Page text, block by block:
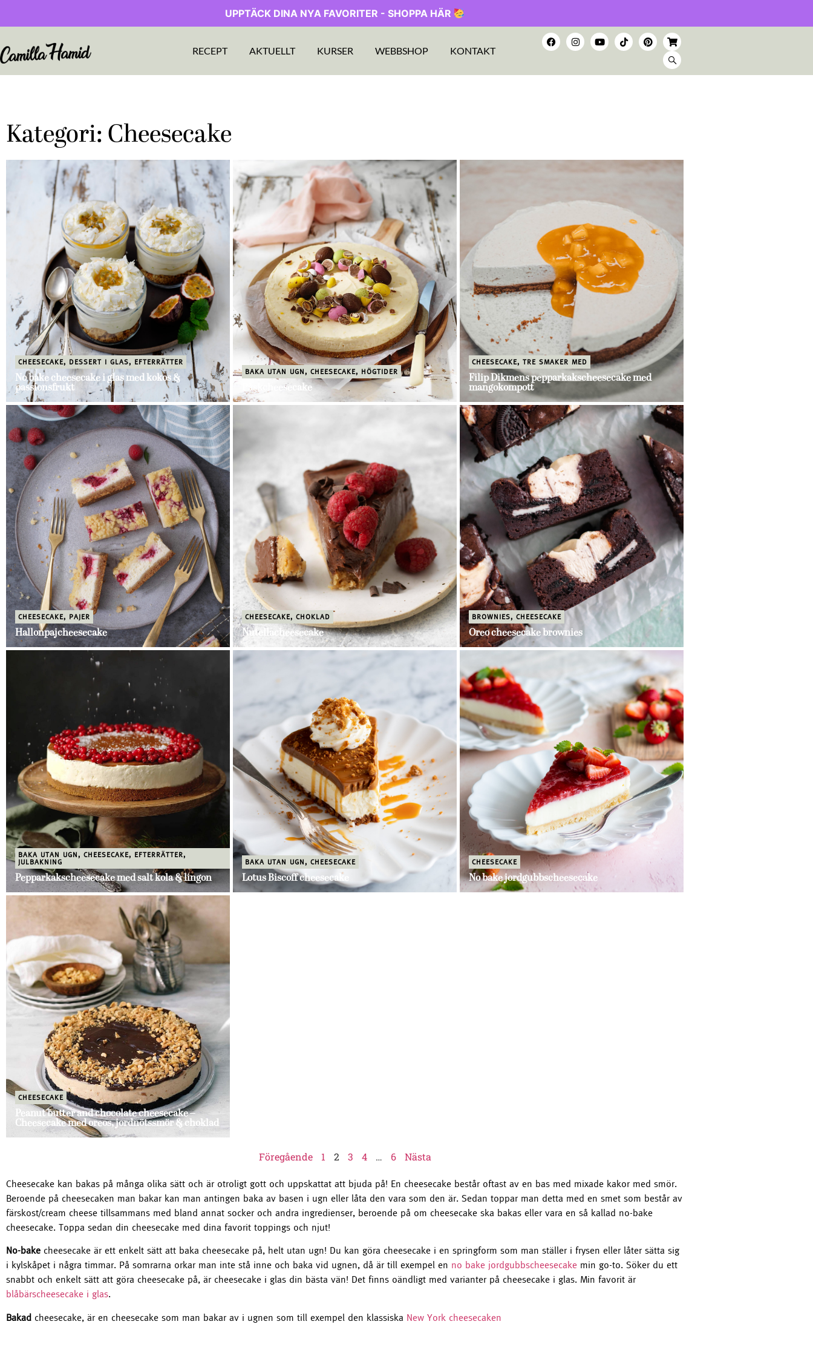
UPPTÄCK DINA NYA FAVORITER - SHOPPA HÄR
RECEPT AKTUELLT KURSER WEBBSHOP KONTAKT
Kategori: Cheesecake
CHEESECAKE, DESSERT I GLAS, EFTERRÄTTER
No bake cheesecake i glas med kokos &
passionsfrukt
BAKA UTAN UGN, CHEESECAKE, HÖGTIDER
Påskcheesecake
CHEESECAKE, TRE SMAKER MED
Filip Dikmens pepparkakscheesecake med
mangokompott
CHEESECAKE, PAJER
Hallonpajcheesecake
CHEESECAKE, CHOKLAD
Nutellacheesecake
BROWNIES, CHEESECAKE
Oreo cheesecake brownies
BAKA UTAN UGN, CHEESECAKE, EFTERRÄTTER,
JULBAKNING
Pepparkakscheesecake med salt kola & lingon
BAKA UTAN UGN, CHEESECAKE
Lotus Biscoff cheesecake
CHEESECAKE
No bake jordgubbscheesecake
CHEESECAKE
Peanut butter and chocolate cheesecake –
Cheesecake med oreos, jordnötssmör & choklad
Föregående 1 2 3 4 … 6 Nästa
Cheesecake kan bakas på många olika sätt och är otroligt gott och uppskattat att bjuda på! En cheesecake består oftast av en bas med mixade kakor med smör.
Beroende på cheesecaken man bakar kan man antingen baka av basen i ugn eller låta den vara som den är. Sedan toppar man detta med en smet som består av
färskost/cream cheese tillsammans med bland annat socker och andra ingredienser, beroende på om cheesecake ska bakas eller vara en så kallad no-bake
cheesecake. Toppa sedan din cheesecake med dina favorit toppings och njut!
No-bake cheesecake är ett enkelt sätt att baka cheesecake på, helt utan ugn! Du kan göra cheesecake i en springform som man ställer i frysen eller låter sätta sig
i kylskåpet i några timmar. På somrarna orkar man inte stå inne och baka vid ugnen, då är till exempel en no bake jordgubbscheesecake min go-to. Söker du ett
snabbt och enkelt sätt att göra cheesecake på, är cheesecake i glas din bästa vän! Det finns oändligt med varianter på cheesecake i glas. Min favorit är
blåbärscheesecake i glas.
Bakad cheesecake, är en cheesecake som man bakar av i ugnen som till exempel den klassiska New York cheesecaken